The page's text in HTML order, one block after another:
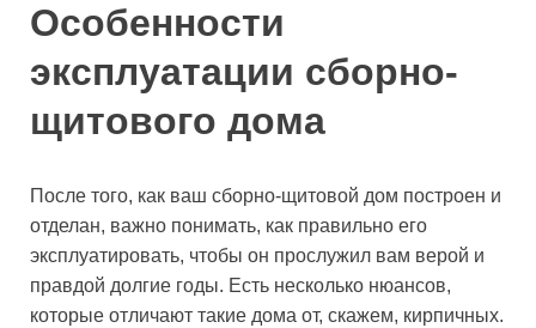
Особенности
эксплуатации сборно-
щитового дома
После того, как ваш сборно-щитовой дом построен и
отделан, важно понимать, как правильно его
эксплуатировать, чтобы он прослужил вам верой и
правдой долгие годы. Есть несколько нюансов,
которые отличают такие дома от, скажем, кирпичных.